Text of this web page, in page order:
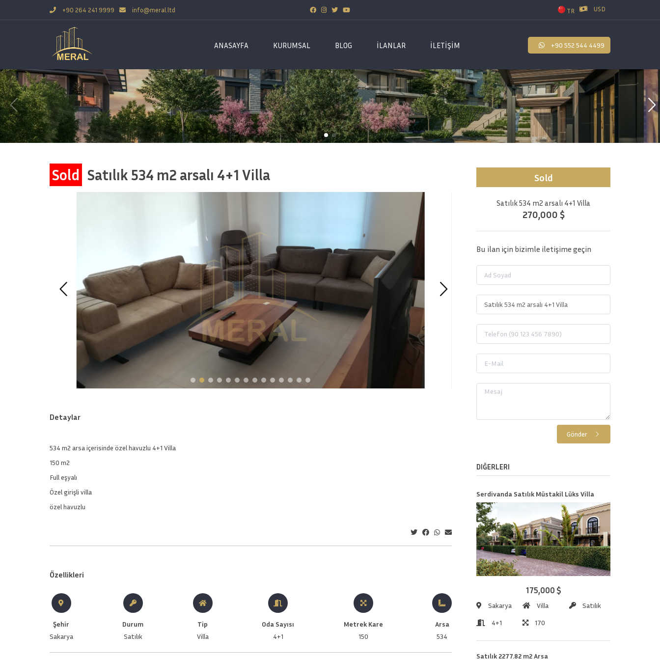
+90 264 241 9999 info@meral.ltd TR USD
ANASAYFA KURUMSAL BLOG İLANLAR İLETİŞİM +90 552 544 4499
Sold Satılık 534 m2 arsalı 4+1 Villa
Detaylar
534 m2 arsa içerisinde özel havuzlu 4+1 Villa
150 m2
Full eşyalı
Özel girişli villa
özel havuzlu
Özellikleri
Şehir
Sakarya
Durum
Satılık
Tip
Villa
Oda Sayısı
4+1
Metrek Kare
150
Arsa
534
Sold
Satılık 534 m2 arsalı 4+1 Villa
270,000 $
Bu ilan için bizimle iletişime geçin
Gönder
DIĞERLERI
Serdivanda Satılık Müstakil Lüks Villa
175,000 $
Sakarya Villa Satılık
4+1 170
Satılık 2277.82 m2 Arsa